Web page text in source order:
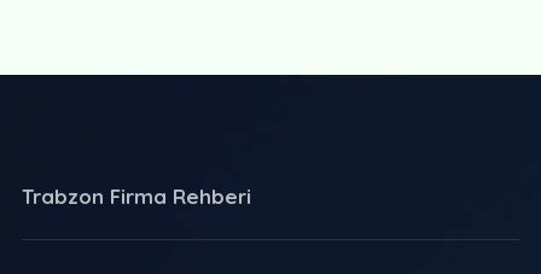
Trabzon Firma Rehberi